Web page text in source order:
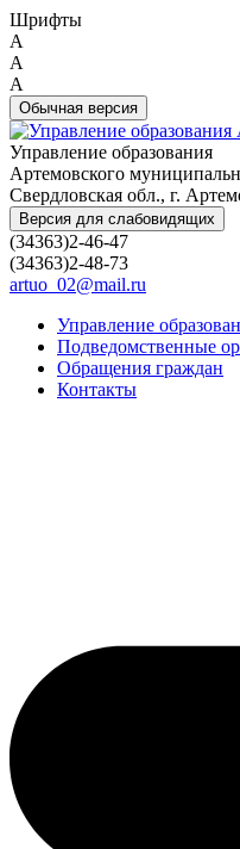
Шрифты
A
A
A
Обычная версия
Управление образования
Артемовского
Свердловская обл., г.
Версия для слабовидящих
(34363)2-46-47
(34363)2-48-73
artuo_02@mail.ru
Управление
Подведомственные
Обращения граждан
Контакты